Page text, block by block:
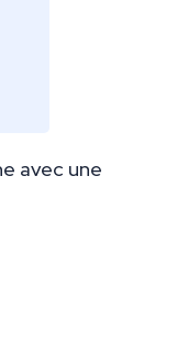
avec une